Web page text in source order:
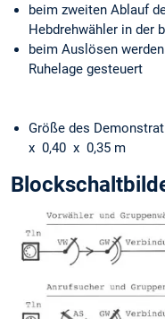
beim zweiten Ablauf
Hebdrehwähler in der
beim Auslösen
Ruhelage gesteuert
Größe des
x 0,40 x 0,35 m